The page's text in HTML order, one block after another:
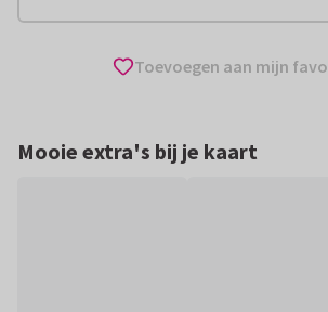
Toevoegen aan mijn
Mooie extra's bij je kaart